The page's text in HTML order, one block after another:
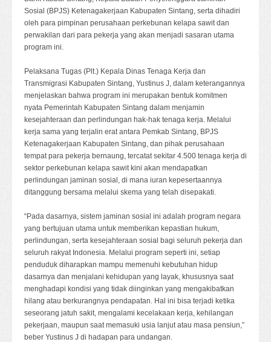
Sosial (BPJS) Ketenagakerjaan Kabupaten Sintang, serta dihadiri
oleh para pimpinan perusahaan perkebunan kelapa sawit dan
perwakilan dari para pekerja yang akan menjadi sasaran utama
program ini.
Pelaksana Tugas (Plt.) Kepala Dinas Tenaga Kerja dan
Transmigrasi Kabupaten Sintang, Yustinus J, dalam keterangannya
menjelaskan bahwa program ini merupakan bentuk komitmen
nyata Pemerintah Kabupaten Sintang dalam menjamin
kesejahteraan dan perlindungan hak-hak tenaga kerja. Melalui
kerja sama yang terjalin erat antara Pemkab Sintang, BPJS
Ketenagakerjaan Kabupaten Sintang, dan pihak perusahaan
tempat para pekerja bernaung, tercatat sekitar 4.500 tenaga kerja di
sektor perkebunan kelapa sawit kini akan mendapatkan
perlindungan jaminan sosial, di mana iuran kepesertaannya
ditanggung bersama melalui skema yang telah disepakati.
“Pada dasarnya, sistem jaminan sosial ini adalah program negara
yang bertujuan utama untuk memberikan kepastian hukum,
perlindungan, serta kesejahteraan sosial bagi seluruh pekerja dan
seluruh rakyat Indonesia. Melalui program seperti ini, setiap
penduduk diharapkan mampu memenuhi kebutuhan hidup
dasarnya dan menjalani kehidupan yang layak, khususnya saat
menghadapi kondisi yang tidak diinginkan yang mengakibatkan
hilang atau berkurangnya pendapatan. Hal ini bisa terjadi ketika
seseorang jatuh sakit, mengalami kecelakaan kerja, kehilangan
pekerjaan, maupun saat memasuki usia lanjut atau masa pensiun,”
beber Yustinus J di hadapan para undangan.